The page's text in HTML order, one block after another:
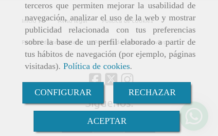
terceros que permiten mejorar la usabilidad de
navegación, analizar el uso de la web y mostrar
publicidad relacionada con tus preferencias
sobre la base de un perfil elaborado a partir de
tus hábitos de navegación (por ejemplo, páginas
visitadas). Política de cookies.
CONFIGURAR RECHAZAR
ACEPTAR
Inicio Aviso legal Política de cookies
Política de privacidad Política de ventas y envíos
Síguenos: